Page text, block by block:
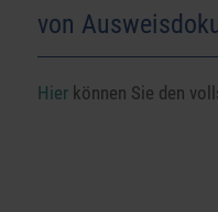
von
Hier können Sie den